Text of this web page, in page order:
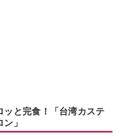
と完食！「台湾カステ
」